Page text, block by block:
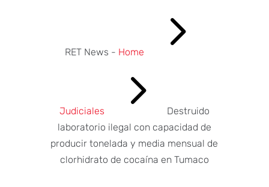
RET News - Home 5
Judiciales 5
Destruido
laboratorio ilegal con capacidad de
producir tonelada y media mensual de
clorhidrato de cocaína en Tumaco